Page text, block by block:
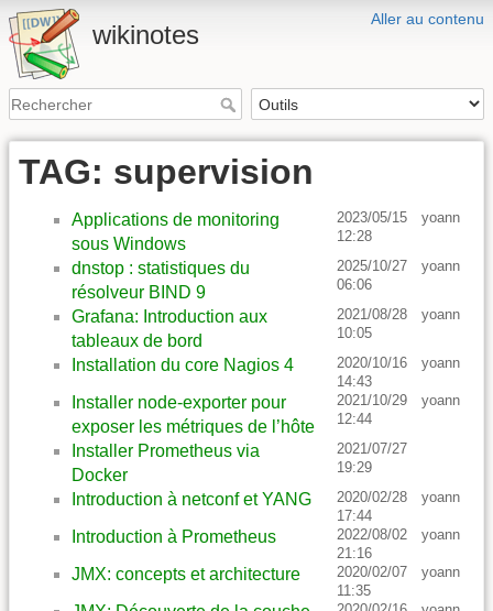
Aller au contenu
wikinotes
TAG: supervision
Applications de monitoring
sous Windows
2023/05/15
12:28
yoann
dnstop : statistiques du
résolveur BIND 9
2025/10/27
06:06
yoann
Grafana: Introduction aux
tableaux de bord
2021/08/28
10:05
yoann
Installation du core Nagios 4
2020/10/16
14:43
yoann
Installer node-exporter pour
exposer les métriques de l’hôte
2021/10/29
12:44
yoann
Installer Prometheus via
Docker
2021/07/27
19:29
Introduction à netconf et YANG
2020/02/28
17:44
yoann
Introduction à Prometheus
2022/08/02
21:16
yoann
JMX: concepts et architecture
2020/02/07
11:35
yoann